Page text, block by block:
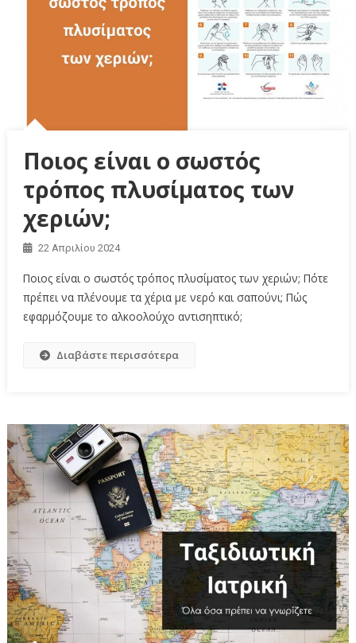
Ποιος είναι ο σωστός
τρόπος πλυσίματος των
χεριών;
22 Απριλίου 2024
Ποιος είναι ο σωστός τρόπος πλυσίματος των χεριών; Πότε
πρέπει να πλένουμε τα χέρια με νερό και σαπούνι; Πώς
εφαρμόζουμε το αλκοολούχο αντισηπτικό;
Διαβάστε περισσότερα